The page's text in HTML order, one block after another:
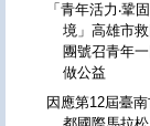
「青年活力‧鞏
境」高雄市救
團號召青年一
做公益
因應第12屆臺